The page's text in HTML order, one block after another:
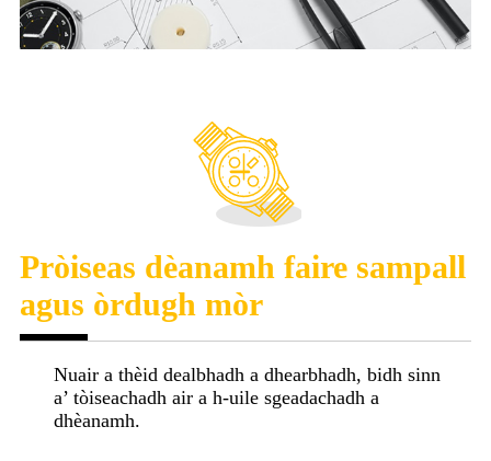
Pròiseas dèanamh faire sampall
agus òrdugh mòr
Nuair a thèid dealbhadh a dhearbhadh, bidh sinn
a’ tòiseachadh air a h-uile sgeadachadh a
dhèanamh.